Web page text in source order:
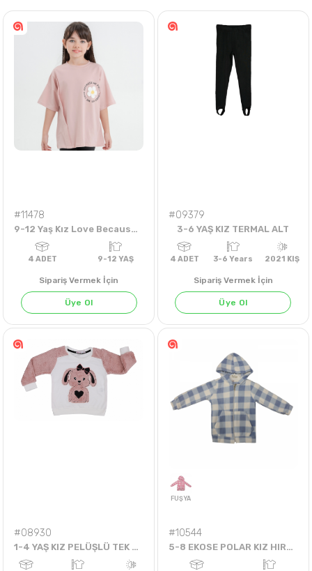
Nasıl Sipariş Veririm?
#11478
9-12 Yaş Kız Love Because Badi
4 ADET 9-12 YAŞ
Sipariş Vermek İçin
Üye Ol
#09379
3-6 YAŞ KIZ TERMAL ALT
ADET 3-6 Years
Sipariş Vermek İçin
Üye Ol
#08930
1-4 YAŞ KIZ PELÜŞLÜ TEK BADİ
#10544
5-8 EKOSE POLAR KIZ HIRKA